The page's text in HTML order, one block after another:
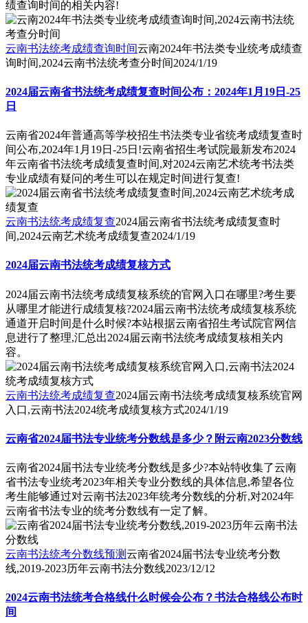
绩查询时间的相关内容!
云南书法统考成绩查询时间云南2024年书法类专业统考成绩查
询时间,2024云南书法统考查分时间2024/1/19
2024届云南省书法统考成绩复查时间公布：2024年1月19日-25
日
云南省2024年普通高等学校招生书法类专业省统考成绩复查时
间公布,2024年1月19日-25日!云南省招生考试院最新发布2024
年云南省书法统考成绩复查时间,对2024云南艺术统考书法类
专业成绩有疑问的考生可以在规定时间进行复查!
云南书法统考成绩复查2024届云南省书法统考成绩复查时
间,2024云南艺术统考成绩复查2024/1/19
2024届云南书法统考成绩复核方式
2024届云南书法统考成绩复核系统的官网入口在哪里?考生要
从哪里才能进行成绩复核?2024届云南书法统考成绩复核系统
通道开启时间是什么时候?本站根据云南省招生考试院官网信
息进行了整理,汇总出2024届云南书法统考成绩复核相关内
容。
云南书法统考成绩复查2024届云南书法统考成绩复核系统官网
入口,云南书法2024统考成绩复核方式2024/1/19
云南省2024届书法专业统考分数线是多少？附云南2023分数线
云南省2024届书法专业统考分数线是多少?本站特收集了云南
省书法专业统考2023年相关专业分数线的具体信息,希望各位
考生能够通过对云南书法2023年统考分数线的分析,对2024年
云南省书法专业的统考分数线有一定了解。
云南书法统考分数线预测云南省2024届书法专业统考分数
线,2019-2023历年云南书法分数线2023/12/12
2024云南书法统考合格线什么时候会公布？书法合格线公布时
间